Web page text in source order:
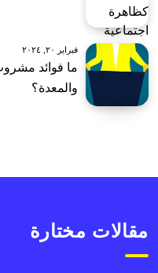
فبراير ٢٠, ٢٠٢٤
ما فوائد
والمعدة؟
مقالات مختارة